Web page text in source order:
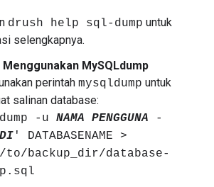
drush help sql-dump untuk
selengkapnya.
Menggunakan MySQLdump
perintah mysqldump untuk
salinan database:
-u NAMA PENGGUNA -
' DATABASENAME >
to/backup_dir/database-